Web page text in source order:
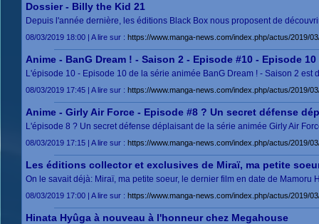
Dossier - Billy the Kid 21
Depuis l'année dernière, les éditions Black Box nous proposent de
08/03/2019 18:00 | A lire sur : https://www.manga-news.com/index.php/actus/2019/
Anime - BanG Dream ! - Saison 2 - Episode #10 - Episode 10
L'épisode 10 - Episode 10 de la série animée BanG Dream ! - Saison 2
08/03/2019 17:45 | A lire sur : https://www.manga-news.com/index.php/actus/2019/
Anime - Girly Air Force - Episode #8 ? Un secret défense
L'épisode 8 ? Un secret défense déplaisant de la série animée Girly Air
08/03/2019 17:15 | A lire sur : https://www.manga-news.com/index.php/actus/2019/
Les éditions collector et exclusives de Miraï, ma petite
On le savait déjà: Miraï, ma petite soeur, le dernier film en date de
08/03/2019 17:00 | A lire sur : https://www.manga-news.com/index.php/actus/2019/
Hinata Hyûga à nouveau à l'honneur chez Megahouse